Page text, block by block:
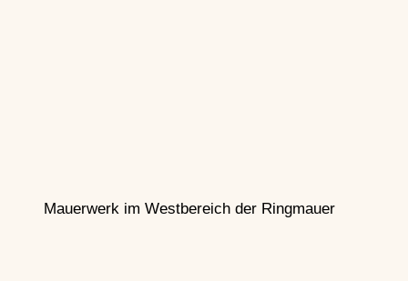
Mauerwerk im Westbereich der Ringmauer